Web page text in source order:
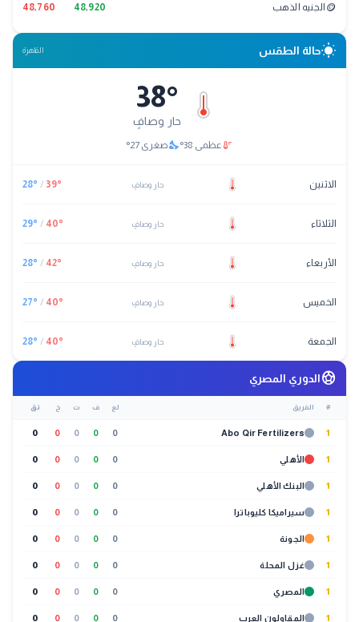
🪙 الجنيه الذهب 48,920
48,760
wb_sunnyحالة الطقس القاهرة
38°
حار وصافٍ
thermostatعظمى 38
°
nights_stayصغرى 27
°
الاثنين حار وصافٍ 39°
/
28°
الثلاثاء حار وصافٍ 40°
/
29°
الأربعاء حار وصافٍ 42°
/
28°
الخميس حار وصافٍ 40°
/
27°
الجمعة حار وصافٍ 40°
/
28°
sports_soccerالدوري المصري
# الفريق لع ف ت خ نق
1
Abo Qir Fertilizers
0
0
0
0
0
1 الأهلي 0
0
0
0
0
1 البنك الأهلي 0
0
0
0
0
1 سيراميكا كليوباترا 0
0
0
0
0
1 الجونة 0
0
0
0
0
1 غزل المحلة 0
0
0
0
0
1 المصري 0
0
0
0
0
1 المقاولون العرب 0
0
0
0
0